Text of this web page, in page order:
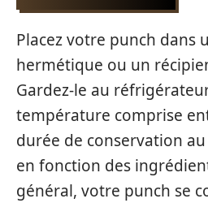
Placez votre punch dans
hermétique ou un
Gardez-le au
température comprise
durée de conservation
en fonction des
général, votre punch se